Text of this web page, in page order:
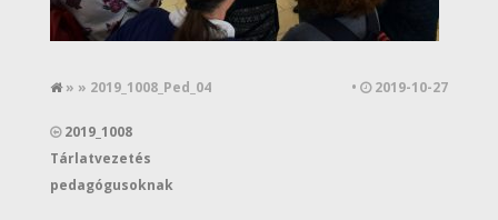
» » 2019_1008_Ped_04 • 2019-10-27
2019_1008
Tárlatvezetés
pedagógusoknak